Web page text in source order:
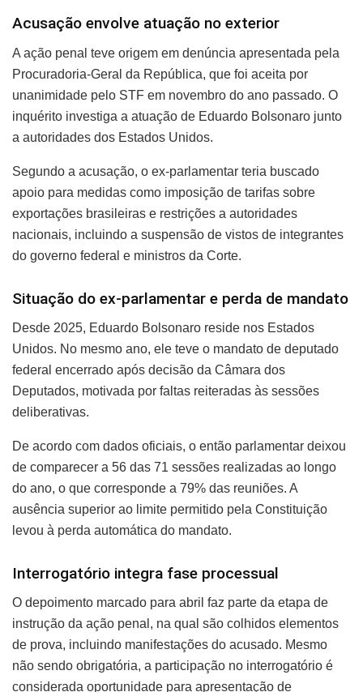
Acusação envolve atuação no exterior
A ação penal teve origem em denúncia apresentada pela
Procuradoria-Geral da República, que foi aceita por
unanimidade pelo STF em novembro do ano passado. O
inquérito investiga a atuação de Eduardo Bolsonaro junto
a autoridades dos Estados Unidos.
Segundo a acusação, o ex-parlamentar teria buscado
apoio para medidas como imposição de tarifas sobre
exportações brasileiras e restrições a autoridades
nacionais, incluindo a suspensão de vistos de integrantes
do governo federal e ministros da Corte.
Situação do ex-parlamentar e perda de mandato
Desde 2025, Eduardo Bolsonaro reside nos Estados
Unidos. No mesmo ano, ele teve o mandato de deputado
federal encerrado após decisão da Câmara dos
Deputados, motivada por faltas reiteradas às sessões
deliberativas.
De acordo com dados oficiais, o então parlamentar deixou
de comparecer a 56 das 71 sessões realizadas ao longo
do ano, o que corresponde a 79% das reuniões. A
ausência superior ao limite permitido pela Constituição
levou à perda automática do mandato.
Interrogatório integra fase processual
O depoimento marcado para abril faz parte da etapa de
instrução da ação penal, na qual são colhidos elementos
de prova, incluindo manifestações do acusado. Mesmo
não sendo obrigatória, a participação no interrogatório é
considerada oportunidade para apresentação de